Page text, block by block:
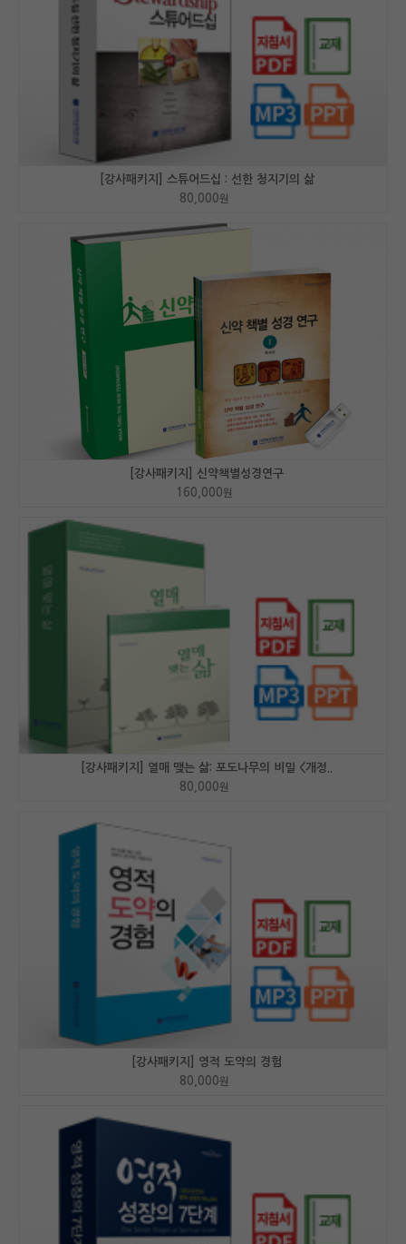
[강사패키지] 스튜어드십 : 선한 청지기의 삶
80,000원
[강사패키지] 신약책별성경연구
160,000원
[강사패키지] 열매 맺는 삶: 포도나무의 비밀 <개정..
80,000원
[강사패키지] 영적 도약의 경험
80,000원